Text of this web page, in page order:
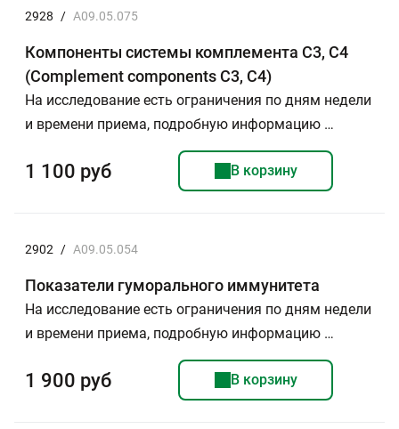
2928 / A09.05.075
Компоненты системы комплемента С3, С4
(Complement components C3, C4)
На исследование есть ограничения по дням недели
и времени приема, подробную информацию …
1 100 руб В корзину
2902 / A09.05.054
Показатели гуморального иммунитета
На исследование есть ограничения по дням недели
и времени приема, подробную информацию …
1 900 руб В корзину